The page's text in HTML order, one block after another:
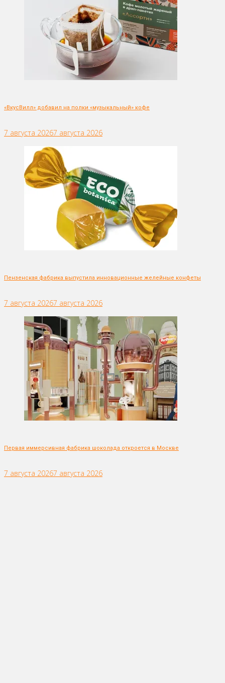
«ВкусВилл» добавил на полки «музыкальный» кофе
7 августа 20267 августа 2026
Пензенская фабрика выпустила инновационные желейные конфеты
7 августа 20267 августа 2026
Первая иммерсивная фабрика шоколада откроется в Москве
7 августа 20267 августа 2026